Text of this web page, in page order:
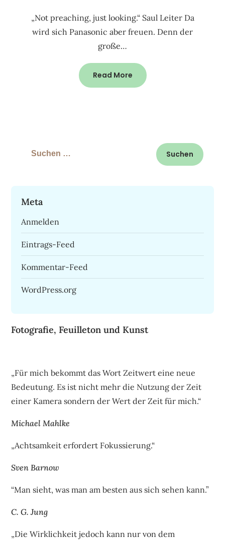
„Not preaching, just looking.“ Saul Leiter Da
wird sich Panasonic aber freuen. Denn der
große…
Read More
Suchen
Meta
Anmelden
Eintrags-Feed
Kommentar-Feed
WordPress.org
Fotografie, Feuilleton und Kunst
„Für mich bekommt das Wort Zeitwert eine neue
Bedeutung. Es ist nicht mehr die Nutzung der Zeit
einer Kamera sondern der Wert der Zeit für mich.“
Michael Mahlke
„Achtsamkeit erfordert Fokussierung.“
Sven Barnow
“Man sieht, was man am besten aus sich sehen kann.”
C. G. Jung
„Die Wirklichkeit jedoch kann nur von dem